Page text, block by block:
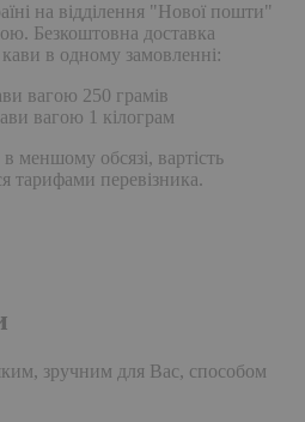
на відділення "Нової пошти"
Безкоштовна доставка
кави в одному замовленні:
вагою 250 грамів
вагою 1 кілограм
меншому обсязі, вартість
тарифами перевізника.
зручним для Вас, способом